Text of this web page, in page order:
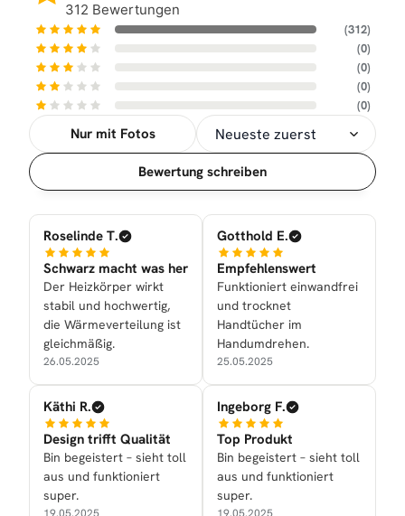
312 Bewertungen
(312)
(0)
(0)
(0)
(0)
Nur mit Fotos
Sortierung
Bewertung schreiben
Roselinde T.
Schwarz macht was her
Der Heizkörper wirkt
stabil und hochwertig,
die Wärmeverteilung ist
gleichmäßig.
26.05.2025
Käthi R.
Design trifft Qualität
Bin begeistert – sieht toll
aus und funktioniert
super.
Gotthold E.
Empfehlenswert
Funktioniert einwandfrei
und trocknet
Handtücher im
Handumdrehen.
25.05.2025
Ingeborg F.
Top Produkt
Bin begeistert – sieht toll
aus und funktioniert
super.